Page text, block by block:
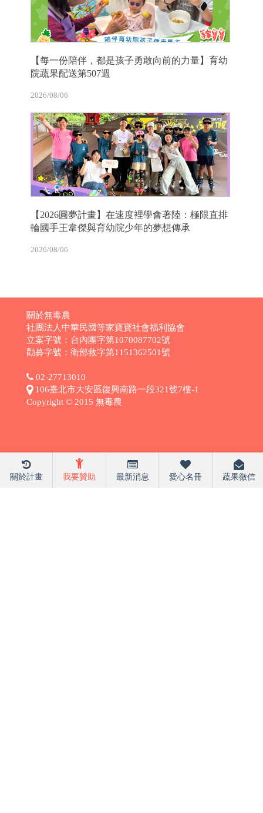
【每一份陪伴，都是孩子勇敢向前的力量】育幼
院蔬果配送第507週
2026/08/06
【2026圓夢計畫】在速度裡學會著陸：極限直排
輪國手王韋傑與育幼院少年的夢想傳承
2026/08/06
關於計畫 我要贊助 最新消息 愛心名冊 蔬果徵信
關於無毒農
社團法人中華民國等家寶寶社會福利協會
立案字號：台內團字第1070087702號
勸募字號：衛部救字第1151362501號
02-27713010
106臺北市大安區復興南路一段321號7樓-1
Copyright © 2015 無毒農